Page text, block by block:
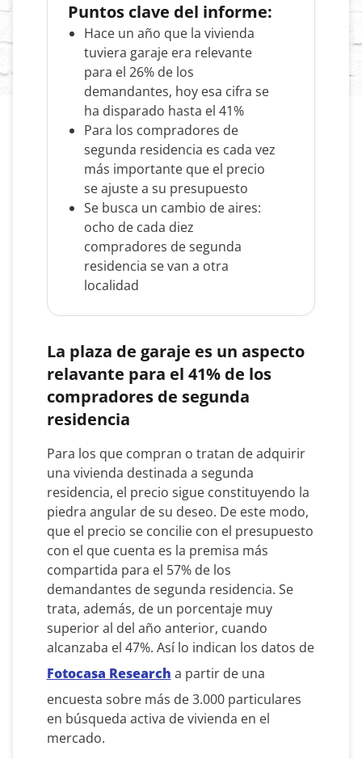
Puntos clave del informe:
Hace un año que la vivienda
tuviera garaje era relevante
para el 26% de los
demandantes, hoy esa cifra se
ha disparado hasta el 41%
Para los compradores de
segunda residencia es cada vez
más importante que el precio
se ajuste a su presupuesto
Se busca un cambio de aires:
ocho de cada diez
compradores de segunda
residencia se van a otra
localidad
La plaza de garaje es un aspecto
relavante para el 41% de los
compradores de segunda
residencia
Para los que compran o tratan de adquirir
una vivienda destinada a segunda
residencia, el precio sigue constituyendo la
piedra angular de su deseo. De este modo,
que el precio se concilie con el presupuesto
con el que cuenta es la premisa más
compartida para el 57% de los
demandantes de segunda residencia. Se
trata, además, de un porcentaje muy
superior al del año anterior, cuando
alcanzaba el 47%. Así lo indican los datos de
Fotocasa Research a partir de una
encuesta sobre más de 3.000 particulares
en búsqueda activa de vivienda en el
mercado.